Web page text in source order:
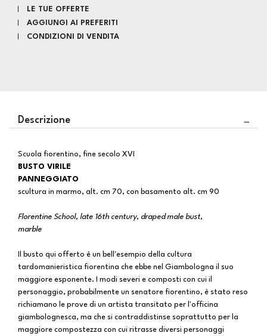
LE TUE OFFERTE
AGGIUNGI AI PREFERITI
CONDIZIONI DI VENDITA
Descrizione
Scuola fiorentino, fine secolo XVI
BUSTO VIRILE
PANNEGGIATO
scultura in marmo, alt. cm 70, con basamento alt. cm 90
Florentine School, late 16th century, draped male bust,
marble
Il busto qui offerto è un bell'esempio della cultura
tardomanieristica fiorentina che ebbe nel Giambologna il suo
maggiore esponente. I modi severi e composti con cui il
personaggio, probabilmente un senatore fiorentino, è stato reso
richiamano le prove di un artista transitato per l'officina
giambolognesca, ma che si contraddistinse soprattutto per la
maggiore compostezza con cui ritrasse diversi personaggi